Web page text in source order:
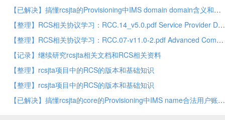
【已解决】搞懂rcsjta的Provisioning中IMS domain domain含义和如何填写
【整理】RCS相关协议学习：RCC.14_v5.0.pdf Service Provider Device Configuration
【整理】RCS相关协议学习：RCC.07-v11.0-2.pdf Advanced Communications Services and Client Specification
【记录】继续研究rcsjta相关文档和RCS相关资料
【整理】rcsjta项目中的RCS的版本和基础知识
【整理】rcsjta项目中的RCS的版本和基础知识
【已解决】搞懂rcsjta的core的Provisioning中IMS name合法用户账号的写法和逻辑